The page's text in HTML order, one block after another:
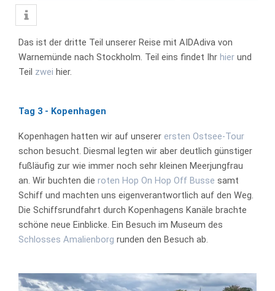
Das ist der dritte Teil unserer Reise mit AIDAdiva von
Warnemünde nach Stockholm. Teil eins findet Ihr hier und
Teil zwei hier.
Tag 3 - Kopenhagen
Kopenhagen hatten wir auf unserer ersten Ostsee-Tour
schon besucht. Diesmal legten wir aber deutlich günstiger
fußläufig zur wie immer noch sehr kleinen Meerjungfrau
an. Wir buchten die roten Hop On Hop Off Busse samt
Schiff und machten uns eigenverantwortlich auf den Weg.
Die Schiffsrundfahrt durch Kopenhagens Kanäle brachte
schöne neue Einblicke. Ein Besuch im Museum des
Schlosses Amalienborg runden den Besuch ab.